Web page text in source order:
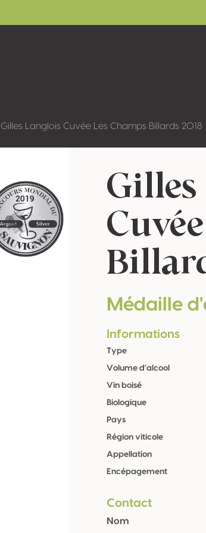
Gilles Langlois Cuvée Les Champs Billards 2018
Médaille
Informations
Type
Volume d'alcool
Vin boisé
Biologique
Pays
Région viticole
Appellation
Encépagement
Contact
Nom